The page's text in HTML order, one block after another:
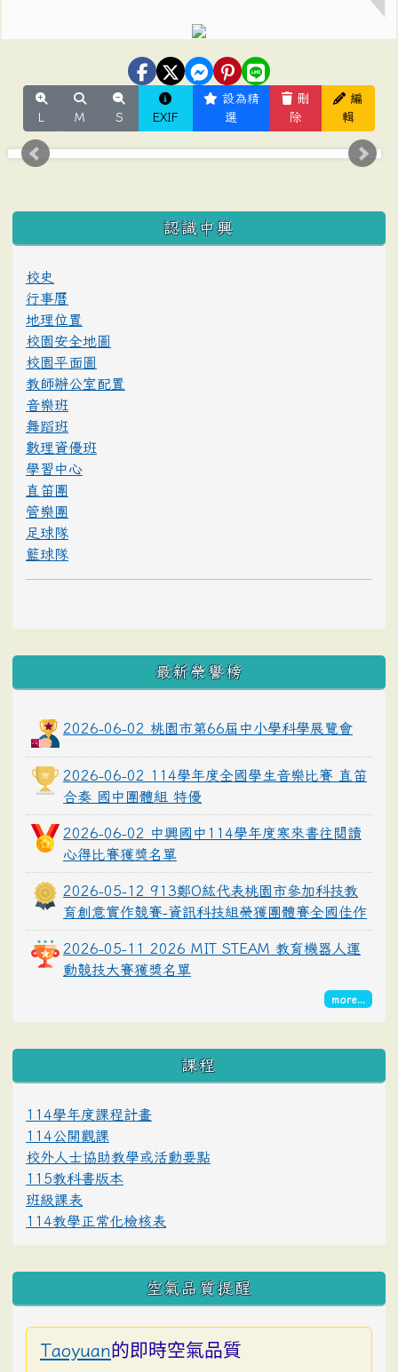
M S EXIF
設為精
選
刪
除
編
輯
:::
認識中興
校史
行事曆
地理位置
校園安全地圖
校園平面圖
教師辦公室配置
音樂班
舞蹈班
數理資優班
學習中心
直笛團
管樂團
足球隊
籃球隊
最新榮譽榜
2026-06-02 桃園市第66屆中小學科學展覽會
2026-06-02 114學年度全國學生音樂比賽 直笛
合奏 國中團體組 特優
2026-06-02 中興國中114學年度寒來書往閱讀
心得比賽獲獎名單
2026-05-12 913鄭O紘代表桃園市參加科技教
育創意實作競賽-資訊科技組榮獲團體賽全國佳作
2026-05-11 2026 MIT STEAM 教育機器人運
動競技大賽獲獎名單
more...
課程
114學年度課程計畫
114公開觀課
校外人士協助教學或活動要點
115教科書版本
班級課表
114教學正常化檢核表
空氣品質提醒
Taoyuan的即時空氣品質